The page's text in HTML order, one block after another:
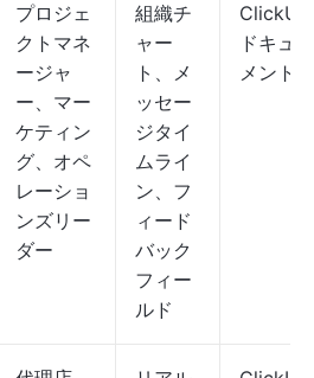
プロジェ
クトマネ
ージャ
ー、マー
ケティン
グ、オペ
レーショ
ンズリー
ダー
組織チ
ャー
ト、メ
ッセー
ジタイ
ムライ
ン、フ
ィード
バック
フィー
ルド
ClickUp
ドキュ
メント